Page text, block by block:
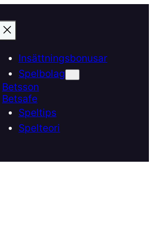
Insättningsbonusar
Spelbolag
Betsson
Betsafe
Speltips
Spelteori